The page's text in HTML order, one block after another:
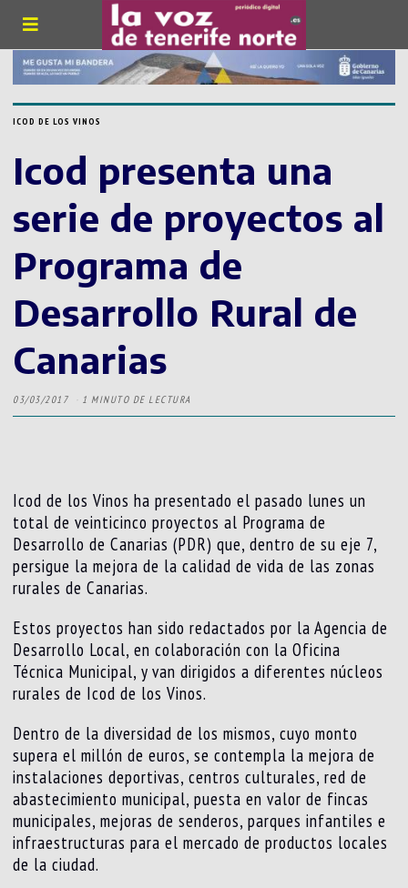
ICOD DE LOS VINOS
Icod presenta una
serie de proyectos al
Programa de
Desarrollo Rural de
Canarias
03/03/2017 1 MINUTO DE LECTURA
Icod de los Vinos ha presentado el pasado lunes un
total de veinticinco proyectos al Programa de
Desarrollo de Canarias (PDR) que, dentro de su eje 7,
persigue la mejora de la calidad de vida de las zonas
rurales de Canarias.
Estos proyectos han sido redactados por la Agencia de
Desarrollo Local, en colaboración con la Oficina
Técnica Municipal, y van dirigidos a diferentes núcleos
rurales de Icod de los Vinos.
Dentro de la diversidad de los mismos, cuyo monto
supera el millón de euros, se contempla la mejora de
instalaciones deportivas, centros culturales, red de
abastecimiento municipal, puesta en valor de fincas
municipales, mejoras de senderos, parques infantiles e
infraestructuras para el mercado de productos locales
de la ciudad.